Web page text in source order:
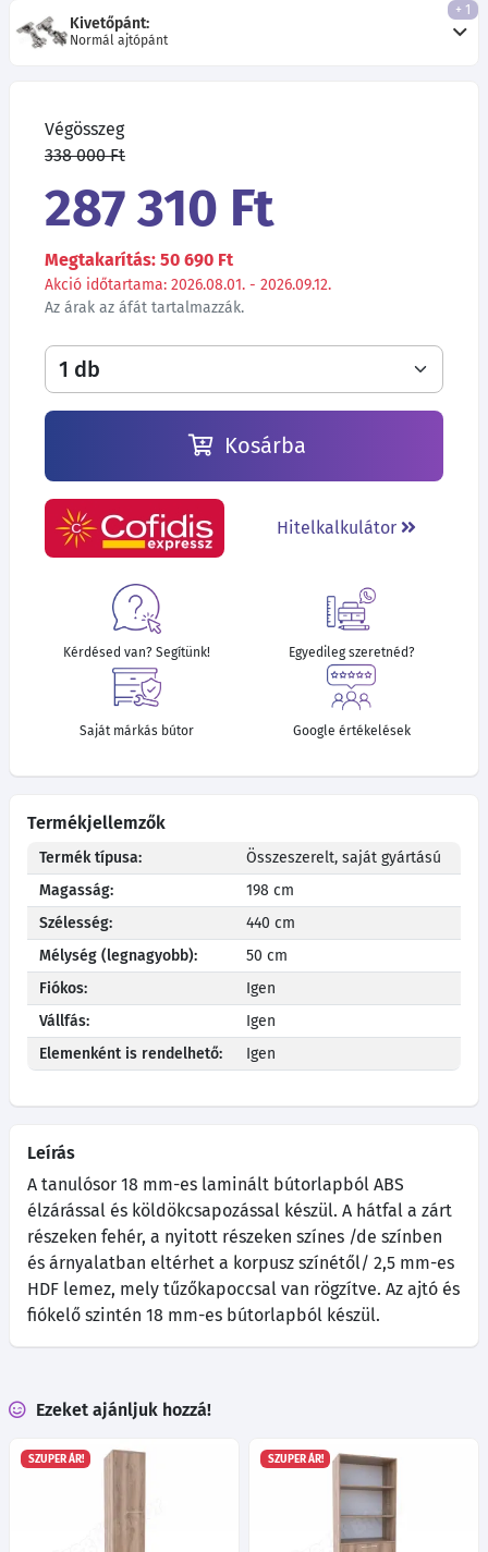
Kivetőpánt:
Normál ajtópánt
+ 1
Végösszeg
338 000 Ft
287 310 Ft
Megtakarítás: 50 690 Ft
Akció időtartama: 2026.08.01. - 2026.09.12.
Az árak az áfát tartalmazzák.
Kosárba
Hitelkalkulátor
Kérdésed van? Segítünk! Egyedileg szeretnéd?
Saját márkás bútor Google értékelések
Termékjellemzők
Termék típusa:
Összeszerelt, saját gyártású
Magasság:
198 cm
Szélesség:
440 cm
Mélység (legnagyobb):
50 cm
Fiókos:
Igen
Vállfás:
Igen
Elemenként is rendelhető:
Igen
Leírás
A tanulósor 18 mm-es laminált bútorlapból ABS
élzárással és köldökcsapozással készül. A hátfal a zárt
részeken fehér, a nyitott részeken színes /de színben
és árnyalatban eltérhet a korpusz színétől/ 2,5 mm-es
HDF lemez, mely tűzőkapoccsal van rögzítve. Az ajtó és
fiókelő szintén 18 mm-es bútorlapból készül.
Ezeket ajánljuk hozzá!
SZUPER ÁR! SZUPER ÁR!